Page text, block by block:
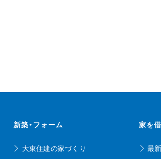
新築・フォーム
大東住建の家づくり
家を
最